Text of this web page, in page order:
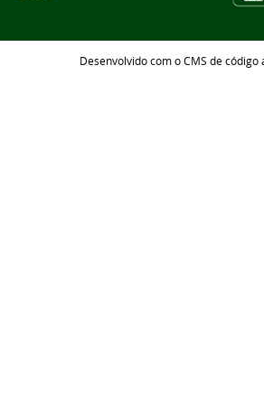
Desenvolvido com o CMS de código